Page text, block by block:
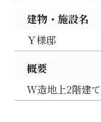
建物・施設名
Ｙ様邸
概要
W造地上2階建